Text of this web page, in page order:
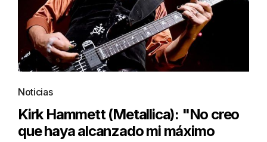
Noticias
Kirk Hammett (Metallica): "No creo
que haya alcanzado mi máximo